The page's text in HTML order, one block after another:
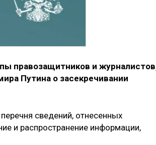
правозащитников и
Путина о засекречивании
сведений, отнесенных
и распространение информации,